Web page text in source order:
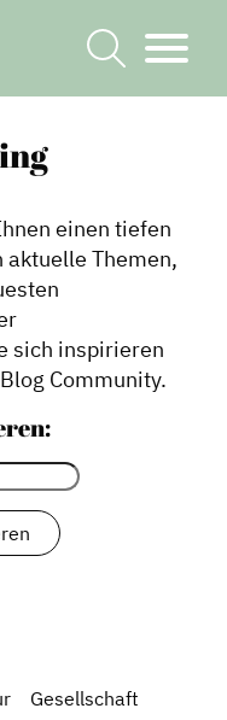
einen tiefen
aktuelle Themen,
sich inspirieren
Community.
Gesellschaft